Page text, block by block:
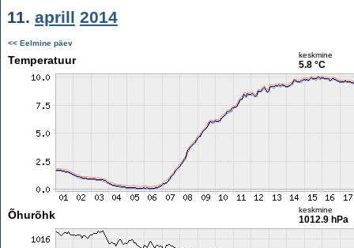
11. aprill 2014
<< Eelmine päev
Temperatuur keskmine
5.8 °C
Õhurõhk keskmine
1012.9 hPa